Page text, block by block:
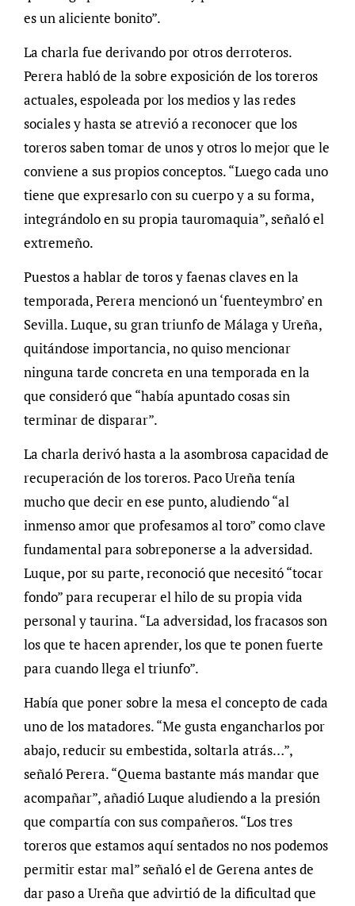
es un aliciente bonito”.
La charla fue derivando por otros derroteros.
Perera habló de la sobre exposición de los toreros
actuales, espoleada por los medios y las redes
sociales y hasta se atrevió a reconocer que los
toreros saben tomar de unos y otros lo mejor que le
conviene a sus propios conceptos. “Luego cada uno
tiene que expresarlo con su cuerpo y a su forma,
integrándolo en su propia tauromaquia”, señaló el
extremeño.
Puestos a hablar de toros y faenas claves en la
temporada, Perera mencionó un ‘fuenteymbro’ en
Sevilla. Luque, su gran triunfo de Málaga y Ureña,
quitándose importancia, no quiso mencionar
ninguna tarde concreta en una temporada en la
que consideró que “había apuntado cosas sin
terminar de disparar”.
La charla derivó hasta a la asombrosa capacidad de
recuperación de los toreros. Paco Ureña tenía
mucho que decir en ese punto, aludiendo “al
inmenso amor que profesamos al toro” como clave
fundamental para sobreponerse a la adversidad.
Luque, por su parte, reconoció que necesitó “tocar
fondo” para recuperar el hilo de su propia vida
personal y taurina. “La adversidad, los fracasos son
los que te hacen aprender, los que te ponen fuerte
para cuando llega el triunfo”.
Había que poner sobre la mesa el concepto de cada
uno de los matadores. “Me gusta engancharlos por
abajo, reducir su embestida, soltarla atrás…”,
señaló Perera. “Quema bastante más mandar que
acompañar”, añadió Luque aludiendo a la presión
que compartía con sus compañeros. “Los tres
toreros que estamos aquí sentados no nos podemos
permitir estar mal” señaló el de Gerena antes de
dar paso a Ureña que advirtió de la dificultad que